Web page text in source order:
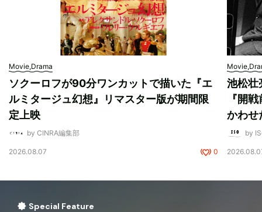
Movie,Drama
ソクーロフが90分ワンカットで描いた『エ
ルミタージュ幻想』リマスター版が期間限
定上映
by CINRA編集部
2026.08.07 0
池松壮
『開
かわせ
by
Special Feature